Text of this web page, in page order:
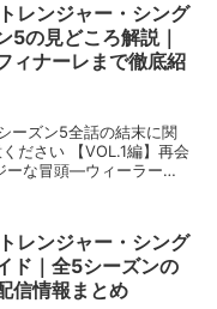
レンジャー・シング
5の見どころ解説｜
ィナーレまで徹底紹
ーズン5全話の結末に関
ださい 【VOL.1編】再会
ーな冒頭―ウィーラー家
レンジャー・シング
ド｜全5シーズンの
信情報まとめ